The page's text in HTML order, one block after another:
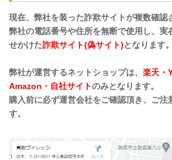
現在、弊社を装った詐欺サイトが複数確認
弊社の電話番号や住所を無断で使用し、実
せかけた詐欺サイト(偽サイト)となります。
弊社が運営するネットショップは、 楽天・
Amazon・自社サイトのみとなります。
購入前に必ず運営会社をご確認頂き、ご注
す。